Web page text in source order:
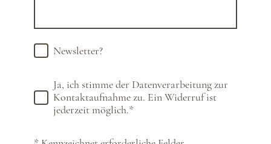
Newsletter?
Ja, ich stimme der Datenverarbeitung zur
Kontaktaufnahme zu. Ein Widerruf ist
jederzeit möglich.*